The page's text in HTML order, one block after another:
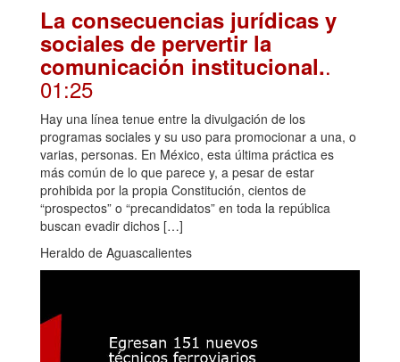
La consecuencias jurídicas y
sociales de pervertir la
comunicación institucional..
01:25
Hay una línea tenue entre la divulgación de los
programas sociales y su uso para promocionar a una, o
varias, personas. En México, esta última práctica es
más común de lo que parece y, a pesar de estar
prohibida por la propia Constitución, cientos de
“prospectos” o “precandidatos” en toda la república
buscan evadir dichos […]
Heraldo de Aguascalientes